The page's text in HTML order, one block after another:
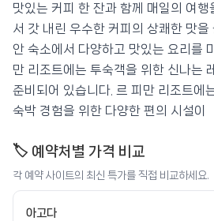
맛있는 커피 한 잔과 함께 매일의 여행
서 갓 내린 우수한 커피의 상쾌한 맛을
안 숙소에서 다양하고 맛있는 요리를
만 리조트에는 투숙객을 위한 신나는
준비되어 있습니다. 르 피만 리조트에
숙박 경험을 위한 다양한 편의 시설이
🏷️ 예약처별 가격 비교
각 예약 사이트의 최신 특가를 직접 비교하세요.
아고다